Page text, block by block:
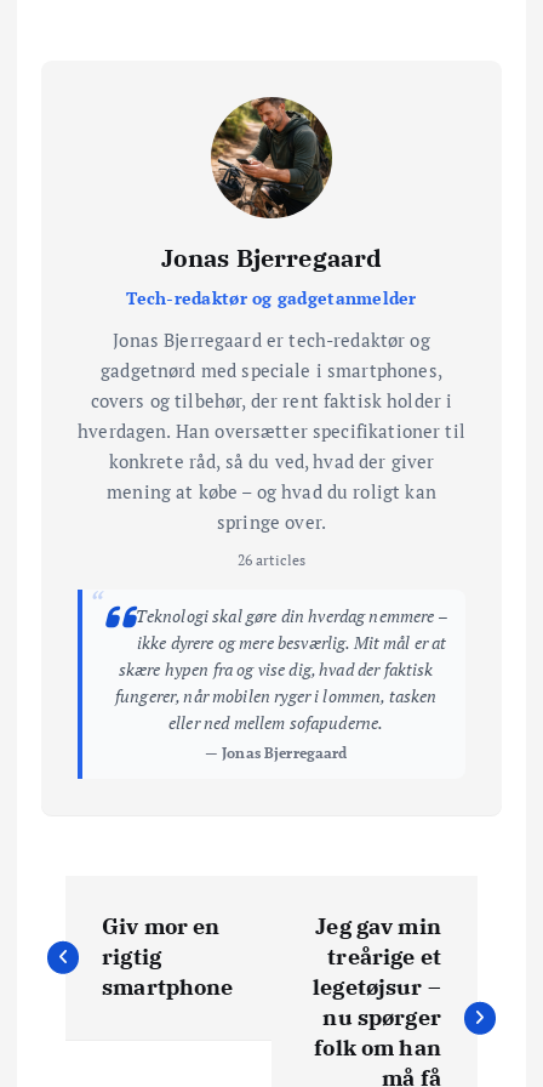
Jonas Bjerregaard
Tech-redaktør og gadgetanmelder
Jonas Bjerregaard er tech-redaktør og
gadgetnørd med speciale i smartphones,
covers og tilbehør, der rent faktisk holder i
hverdagen. Han oversætter specifikationer til
konkrete råd, så du ved, hvad der giver
mening at købe – og hvad du roligt kan
springe over.
26 articles
“
Teknologi skal gøre din hverdag nemmere –
ikke dyrere og mere besværlig. Mit mål er at
skære hypen fra og vise dig, hvad der faktisk
fungerer, når mobilen ryger i lommen, tasken
eller ned mellem sofapuderne.
— Jonas Bjerregaard
n
Giv mor en
rigtig
smartphone
Jeg gav min
treårige et
legetøjsur –
nu spørger
folk om han
må få